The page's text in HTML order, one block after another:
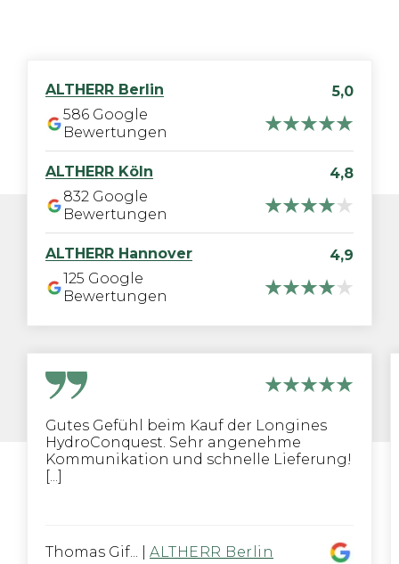
ALTHERR Berlin
5,0
586 Google
Bewertungen
ALTHERR Köln
4,8
832 Google
Bewertungen
ALTHERR Hannover
4,9
125 Google
Bewertungen
Gutes Gefühl beim Kauf der Longines
HydroConquest. Sehr angenehme
Kommunikation und schnelle Lieferung!
[...]
Thomas Gif... ALTHERR Berlin